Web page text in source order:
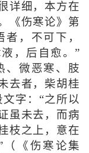
详细，本方在
《伤寒论》第
，不可下，
，后自愈。”
、微恶寒、肢
去者，柴胡桂
字：“之所以
虽未去，而病
枝之上，意在
《伤寒论集